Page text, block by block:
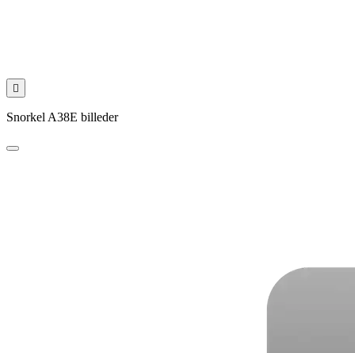

Snorkel A38E billeder